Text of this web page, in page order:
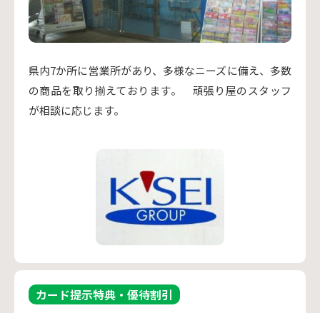
県内7か所に営業所があり、多様なニーズに備え、多数
の商品を取り揃えております。 頑張り屋のスタッフ
が相談に応じます。
カード提示特典・優待割引